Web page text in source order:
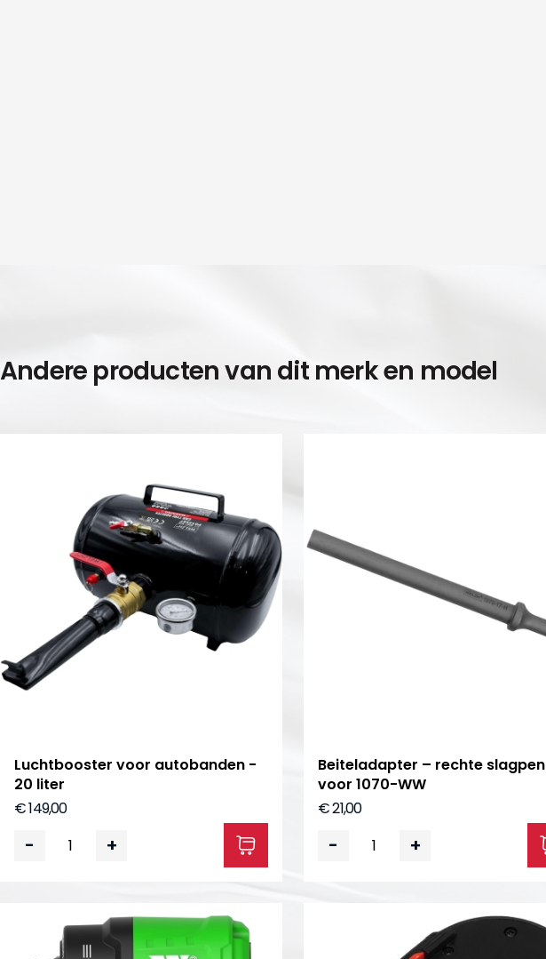
Andere producten van dit merk en model
Luchtbooster voor autobanden -
20 liter
€ 149,00
- +
Beiteladapter – rechte slagpen
voor 1070-WW
€ 21,00
- +